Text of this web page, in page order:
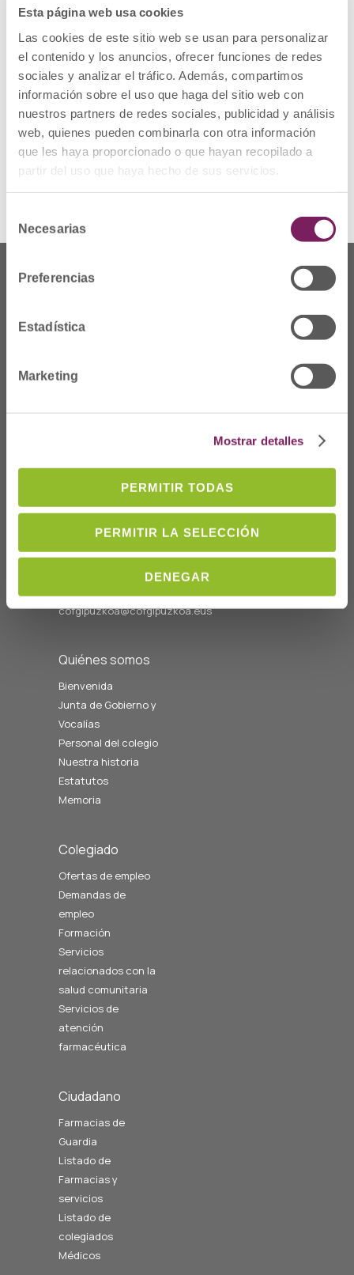
Esta página web usa cookies
Las cookies de este sitio web se usan para personalizar
el contenido y los anuncios, ofrecer funciones de redes
sociales y analizar el tráfico. Además, compartimos
información sobre el uso que haga del sitio web con
nuestros partners de redes sociales, publicidad y análisis
web, quienes pueden combinarla con otra información
que les haya proporcionado o que hayan recopilado a
partir del uso que haya hecho de sus servicios.
Necesarias
Preferencias
Estadística
Marketing
Mostrar detalles
PERMITIR TODAS
PERMITIR LA SELECCIÓN
DENEGAR
El Ayuntamiento de Elgoibar y el Colegio
Oficial de Farmacéuticos de Gipuzkoa han
firmado un convenio para lograr la detección
precoz de problemas sociosanitarios y
fomentar la coordinación entre ellos. El
objeto del presente convenio es formalizar
la colaboración entre las farmacias de la
localidad y los Servicios Sociales Municipales
para la mejora del bienestar de los
elgoibarreses y la detección precoz de
situaciones de vulnerabilidad.
Ver noticia
20006 Donostia/San
Sebastián
Telf: 943 42 91 14
08:00 a 14:00
cofgipuzkoa@cofgipuzkoa.eus
Quiénes somos
Bienvenida
Junta de Gobierno y
Vocalías
Personal del colegio
Nuestra historia
Estatutos
Memoria
Colegiado
Ofertas de empleo
Demandas de
empleo
Formación
Servicios
relacionados con la
salud comunitaria
Servicios de
atención
farmacéutica
Ciudadano
Farmacias de
Guardia
Listado de
Farmacias y
servicios
Listado de
colegiados
Médicos